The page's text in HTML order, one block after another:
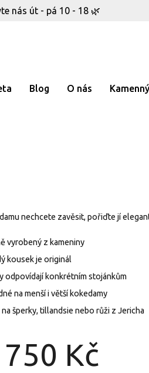
nás út - pá 10 - 18 🌿
Blog O nás
750 Kč
nechcete zavěsit, pořiďte jí
vyrobený z kameniny
kousek je originál
odpovídají konkrétním stojánkům
na menší i větší kokedamy
na šperky, tillandsie nebo růži z Jericha